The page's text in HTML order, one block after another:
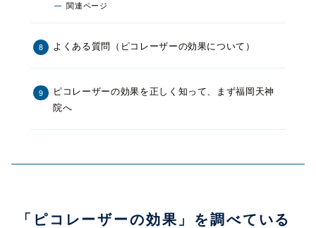
関連ページ
よくある質問（ピコレーザーの効果について）
ピコレーザーの効果を正しく知って、まず福岡天神
院へ
「ピコレーザーの効果」を調べている